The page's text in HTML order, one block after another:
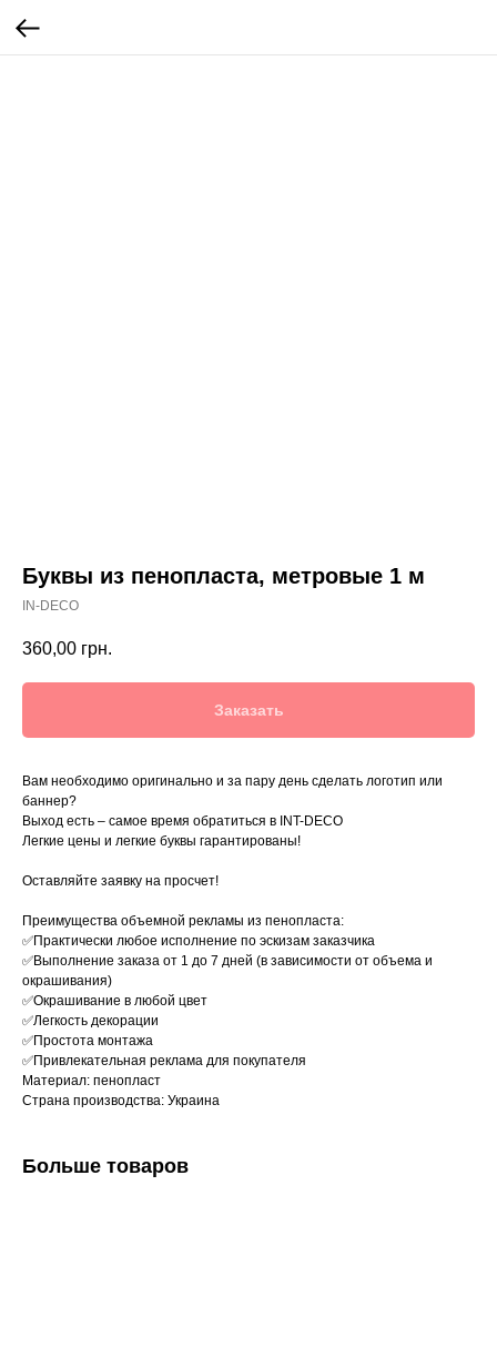
Буквы из пенопласта, метровые 1 м
IN-DECO
360,00 грн.
Заказать
Вам необходимо оригинально и за пару день сделать логотип или
баннер?
Выход есть – самое время обратиться в INT-DECO
Легкие цены и легкие буквы гарантированы!
Оставляйте заявку на просчет!
Преимущества объемной рекламы из пенопласта:
✅Практически любое исполнение по эскизам заказчика
✅Выполнение заказа от 1 до 7 дней (в зависимости от объема и
окрашивания)
✅Окрашивание в любой цвет
✅Легкость декорации
✅Простота монтажа
✅Привлекательная реклама для покупателя
Материал: пенопласт
Страна производства: Украина
Больше товаров